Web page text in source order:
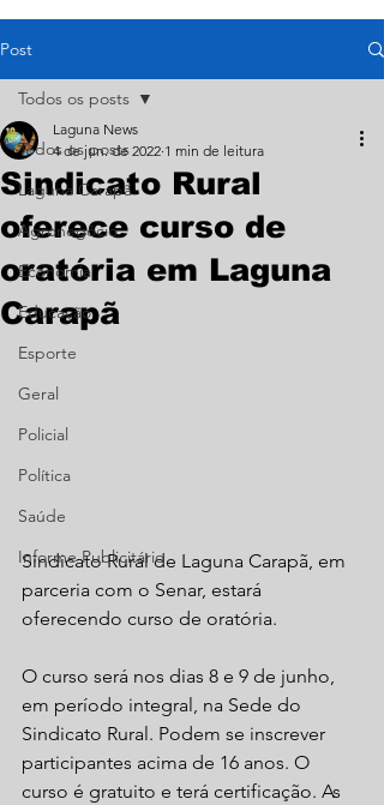
Post
Todos os posts
Laguna Carapã
Agronegócio
Economia
Educação
Esporte
Geral
Policial
Política
Saúde
Informe Publicitário
Todos os posts
Sindicato Rural
oferece curso de
oratória em Laguna
Carapã
Laguna News
4 de jun. de 2022 1 min de leitura
Sindicato Rural de Laguna Carapã, em
parceria com o Senar, estará
oferecendo curso de oratória.
O curso será nos dias 8 e 9 de junho,
em período integral, na Sede do
Sindicato Rural. Podem se inscrever
participantes acima de 16 anos. O
curso é gratuito e terá certificação. As